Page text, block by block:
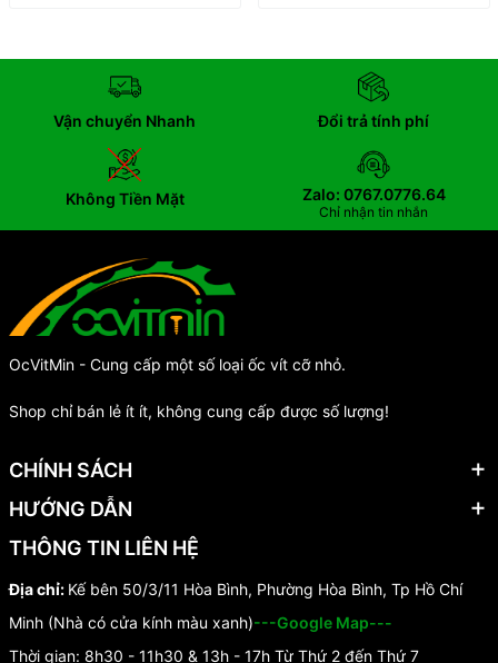
Vận chuyển Nhanh Đổi trả tính phí
Không Tiền Mặt Zalo: 0767.0776.64
Chỉ nhận tin nhắn
OcVitMin - Cung cấp một số loại ốc vít cỡ nhỏ.
Shop chỉ bán lẻ ít ít, không cung cấp được số lượng!
CHÍNH SÁCH
HƯỚNG DẪN
THÔNG TIN LIÊN HỆ
Địa chỉ: Kế bên 50/3/11 Hòa Bình, Phường Hòa Bình, Tp Hồ Chí
Minh (Nhà có cửa kính màu xanh)---Google Map---
Thời gian: 8h30 - 11h30 & 13h - 17h Từ Thứ 2 đến Thứ 7